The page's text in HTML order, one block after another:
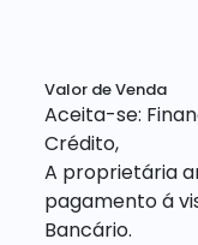
Valor de Venda
Aceita-se:
Crédito,
A proprietária
pagamento á
Bancário.